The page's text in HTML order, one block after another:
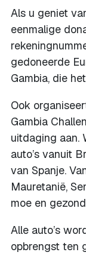
Als u geniet
eenmalige
gedoneerde
Gambia, die
Ook
Gambia
uitdaging aan.
auto’s vanuit
van Spanje.
Mauretanië,
moe en
Alle auto’s
opbrengst ten